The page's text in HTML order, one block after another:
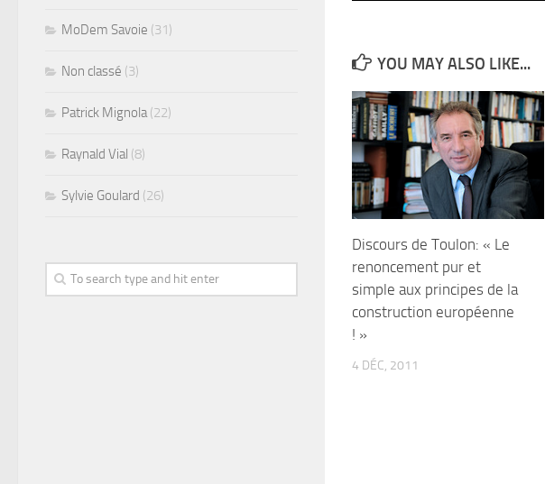
YOU MAY ALSO LIKE...
Discours de Toulon: « Le
renoncement pur et
simple aux principes de la
construction européenne
! »
4 DÉC, 2011
MoDem Savoie (31)
Non classé (3)
Patrick Mignola(22)
Raynald Vial (8)
Sylvie Goulard (26)